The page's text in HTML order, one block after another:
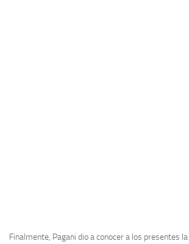
Finalmente, Pagani dio a conocer a los presentes